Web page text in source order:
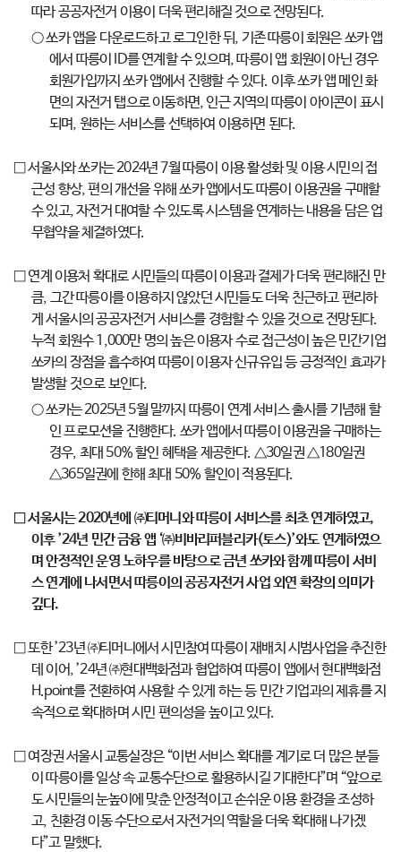
따라 공공자전거 이용이 더욱 편리해질 것으로 전망된다.
○ 쏘카 앱을 다운로드하고 로그인한 뒤, 기존 따릉이 회원은 쏘카 앱
에서 따릉이 ID를 연계할 수 있으며, 따릉이 앱 회원이 아닌 경우
회원가입까지 쏘카 앱에서 진행할 수 있다. 이후 쏘카 앱 메인 화
면의 자전거 탭으로 이동하면, 인근 지역의 따릉이 아이콘이 표시
되며, 원하는 서비스를 선택하여 이용하면 된다.
□ 서울시와 쏘카는 2024년 7월 따릉이 이용 활성화 및 이용 시민의 접
근성 향상, 편의 개선을 위해 쏘카 앱에서도 따릉이 이용권을 구매할
수 있고, 자전거 대여할 수 있도록 시스템을 연계하는 내용을 담은 업
무협약을 체결하였다.
□ 연계 이용처 확대로 시민들의 따릉이 이용과 결제가 더욱 편리해진 만
큼, 그간 따릉이를 이용하지 않았던 시민들도 더욱 친근하고 편리하
게 서울시의 공공자전거 서비스를 경험할 수 있을 것으로 전망된다.
누적 회원수 1,000만 명의 높은 이용자 수로 접근성이 높은 민간기업
쏘카의 장점을 흡수하여 따릉이 이용자 신규유입 등 긍정적인 효과가
발생할 것으로 보인다.
○ 쏘카는 2025년 5월 말까지 따릉이 연계 서비스 출시를 기념해 할
인 프로모션을 진행한다. 쏘카 앱에서 따릉이 이용권을 구매하는
경우, 최대 50% 할인 혜택을 제공한다. △30일권 △180일권
△365일권에 한해 최대 50% 할인이 적용된다.
□ 서울시는 2020년에 ㈜티머니와 따릉이 서비스를 최초 연계하였고,
이후 ’24년 민간 금융 앱 ‘㈜비바리퍼블리카(토스)’와도 연계하였으
며 안정적인 운영 노하우를 바탕으로 금년 쏘카와 함께 따릉이 서비
스 연계에 나서면서 따릉이의 공공자전거 사업 외연 확장의 의미가
깊다.
□ 또한 ’23년 ㈜티머니에서 시민참여 따릉이 재배치 시범사업을 추진한
데 이어, ’24년 ㈜현대백화점과 협업하여 따릉이 앱에서 현대백화점
H.point를 전환하여 사용할 수 있게 하는 등 민간 기업과의 제휴를 지
속적으로 확대하며 시민 편의성을 높이고 있다.
□ 여장권 서울시 교통실장은 “이번 서비스 확대를 계기로 더 많은 분들
이 따릉이를 일상 속 교통수단으로 활용하시길 기대한다”며 “앞으로
도 시민들의 눈높이에 맞춘 안정적이고 손쉬운 이용 환경을 조성하
고, 친환경 이동 수단으로서 자전거의 역할을 더욱 확대해 나가겠
다”고 말했다.